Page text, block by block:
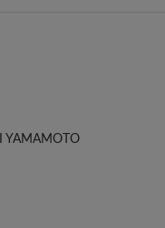
YAMAMOTO